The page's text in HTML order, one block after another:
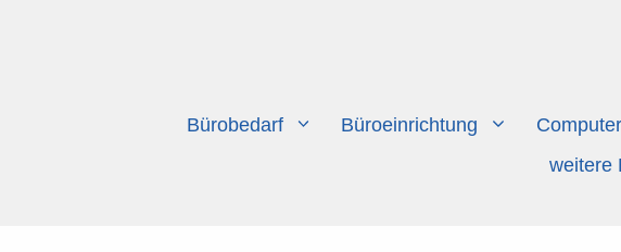
Bürobedarf Büroeinrichtung
weitere